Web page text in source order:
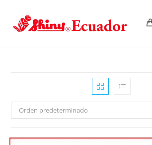
Orden predeterminado